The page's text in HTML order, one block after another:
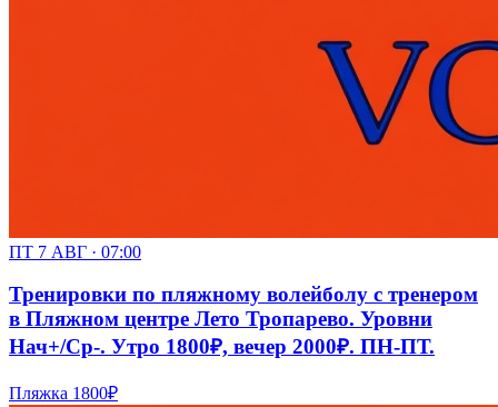
ПТ 7 АВГ · 07:00
Тренировки по пляжному волейболу с тренером
в Пляжном центре Лето Тропарево. Уровни
Нач+/Ср-. Утро 1800₽, вечер 2000₽. ПН-ПТ.
Пляжка 1800₽